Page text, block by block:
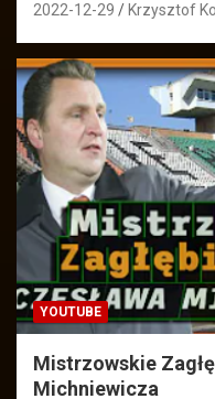
2022-12-29 Krzysztof
YOUTUBE
Mistrzowskie
Michniewicza